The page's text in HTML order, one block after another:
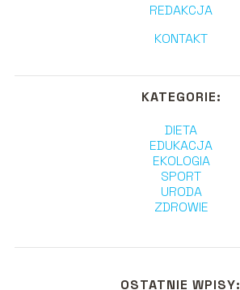
REDAKCJA
KONTAKT
KATEGORIE:
DIETA
EDUKACJA
EKOLOGIA
SPORT
URODA
ZDROWIE
OSTATNIE WPISY: